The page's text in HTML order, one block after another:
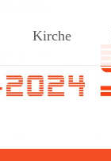
Kirche